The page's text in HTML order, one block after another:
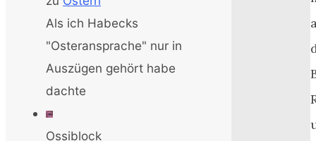
Als ich Habecks
"Osteransprache" nur in
Auszügen gehört habe
dachte
Ossiblock